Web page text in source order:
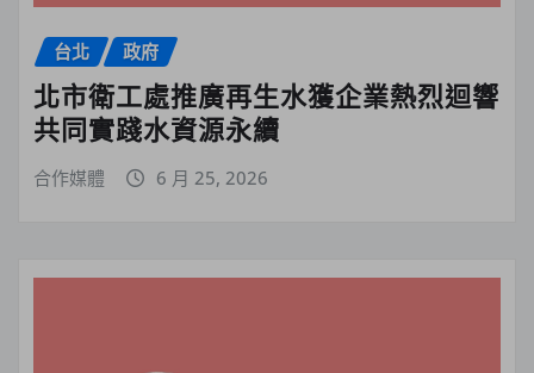
台北 政府
北市衛工處推廣再生水獲企業熱烈迴響
共同實踐水資源永續
合作媒體 6 月 25, 2026